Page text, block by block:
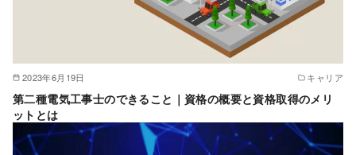
2023年6月19日 キャリア
第二種電気工事士のできること｜資格の概要と資格取得のメリ
ットとは